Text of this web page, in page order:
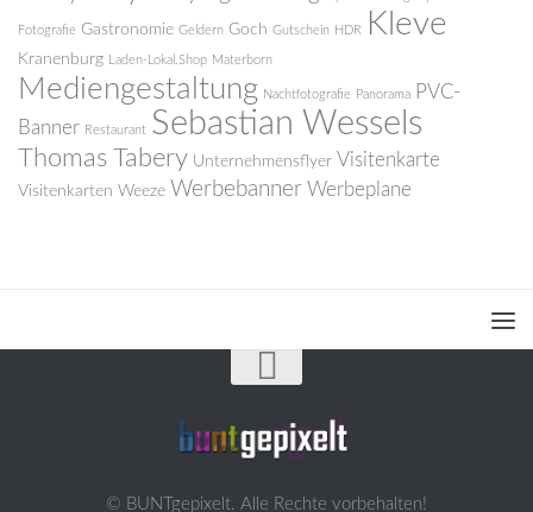
Fotografie Gastronomie Geldern Goch Gutschein HDR Kleve
Kranenburg Laden-Lokal.Shop Materborn
Mediengestaltung Nachtfotografie Panorama PVC-
Banner Restaurant Sebastian Wessels
Thomas Tabery Unternehmensflyer Visitenkarte
Visitenkarten Weeze Werbebanner Werbeplane
© BUNTgepixelt. Alle Rechte vorbehalten!